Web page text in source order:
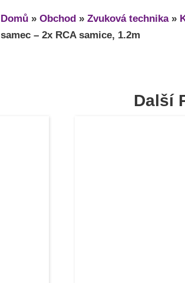
Domů » Obchod » Zvuková technika»
samec – 2x RCA samice, 1.2m
Další